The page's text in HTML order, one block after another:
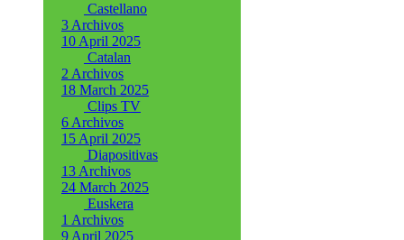
Castellano
3 Archivos
10 April 2025
Catalan
2 Archivos
18 March 2025
Clips TV
6 Archivos
15 April 2025
Diapositivas
13 Archivos
24 March 2025
Euskera
1 Archivos
9 April 2025